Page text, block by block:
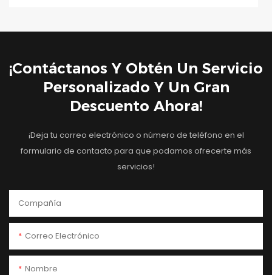
¡Contáctanos Y Obtén Un Servicio
Personalizado Y Un Gran
Descuento Ahora!
¡Deja tu correo electrónico o número de teléfono en el
formulario de contacto para que podamos ofrecerte más
servicios!
Compañía
Correo Electrónico
Nombre